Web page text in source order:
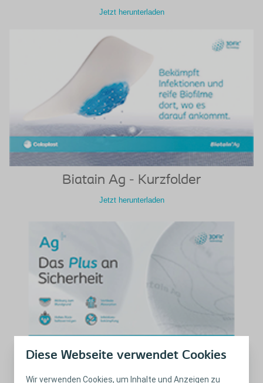
Diese Webseite verwendet Cookies
Wir verwenden Cookies, um Inhalte und Anzeigen zu
Jetzt herunterladen
Biatain Ag - Kurzfolder
Jetzt herunterladen
Biatain Ag nicht-haftend